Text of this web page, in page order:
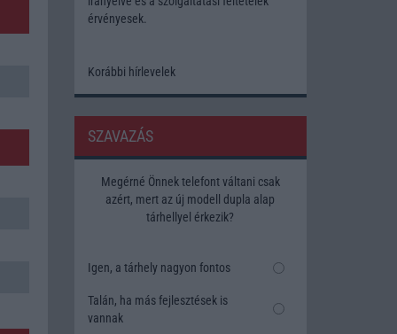
érvényesek.
Korábbi hírlevelek
SZAVAZÁS
Megérné Önnek telefont váltani csak
azért, mert az új modell dupla alap
tárhellyel érkezik?
Igen, a tárhely nagyon fontos
Talán, ha más fejlesztések is
vannak